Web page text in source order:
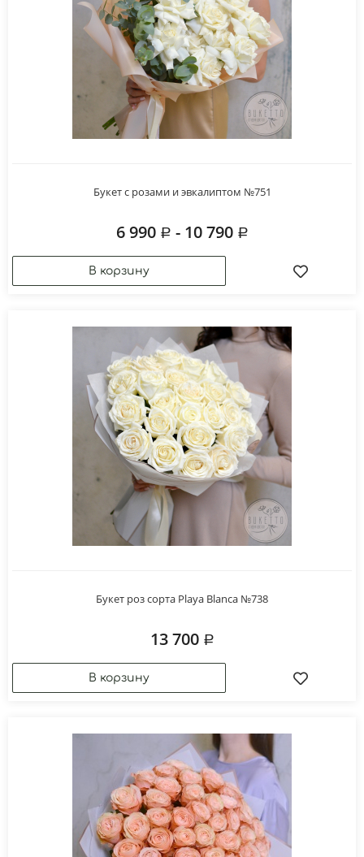
Букет с розами и эвкалиптом №751
6 990 - 10 790
Букет роз сорта Playa Blanca №738
13 700